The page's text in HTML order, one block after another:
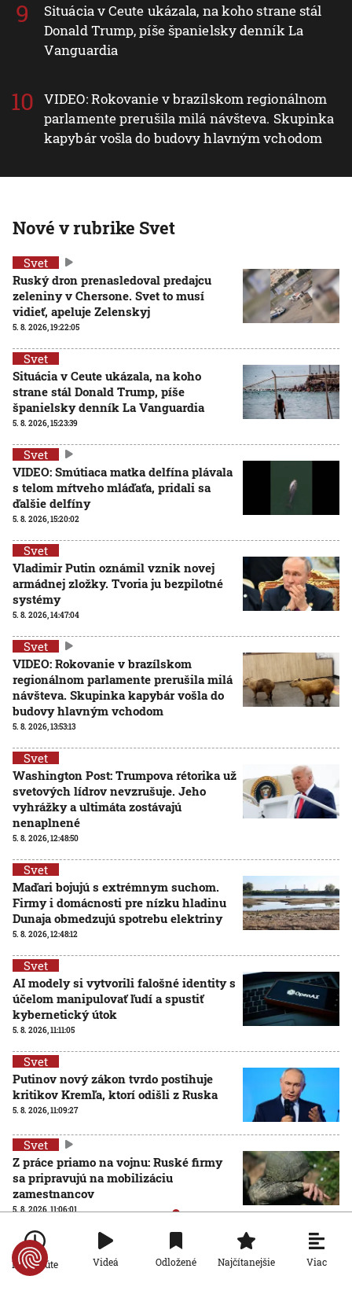
Situácia v Ceute ukázala, na koho strane stál
Donald Trump, píše španielsky denník La
Vanguardia
VIDEO: Rokovanie v brazílskom regionálnom
parlamente prerušila milá návšteva. Skupinka
kapybár vošla do budovy hlavným vchodom
Nové v rubrike Svet
Svet
Ruský dron prenasledoval predajcu
zeleniny v Chersone. Svet to musí
vidieť, apeluje Zelenskyj
5. 8. 2026, 19:22:05
Svet
Situácia v Ceute ukázala, na koho
strane stál Donald Trump, píše
španielsky denník La Vanguardia
5. 8. 2026, 15:23:39
Svet
VIDEO: Smútiaca matka delfína plávala
s telom mŕtveho mláďaťa, pridali sa
ďalšie delfíny
5. 8. 2026, 15:20:02
Svet
Vladimir Putin oznámil vznik novej
armádnej zložky. Tvoria ju bezpilotné
systémy
5. 8. 2026, 14:47:04
Svet
VIDEO: Rokovanie v brazílskom
regionálnom parlamente prerušila milá
návšteva. Skupinka kapybár vošla do
budovy hlavným vchodom
5. 8. 2026, 13:53:13
Svet
Washington Post: Trumpova rétorika už
svetových lídrov nevzrušuje. Jeho
vyhrážky a ultimáta zostávajú
nenaplnené
5. 8. 2026, 12:48:50
Svet
Maďari bojujú s extrémnym suchom.
Firmy i domácnosti pre nízku hladinu
Dunaja obmedzujú spotrebu elektriny
5. 8. 2026, 12:48:12
Svet
AI modely si vytvorili falošné identity s
účelom manipulovať ľudí a spustiť
kybernetický útok
5. 8. 2026, 11:11:05
Svet
Putinov nový zákon tvrdo postihuje
kritikov Kremľa, ktorí odišli z Ruska
5. 8. 2026, 11:09:27
Svet
Z práce priamo na vojnu: Ruské firmy
sa pripravujú na mobilizáciu
zamestnancov
5. 8. 2026, 11:06:01
Po minúte Videá Odložené Najčítanejšie Viac